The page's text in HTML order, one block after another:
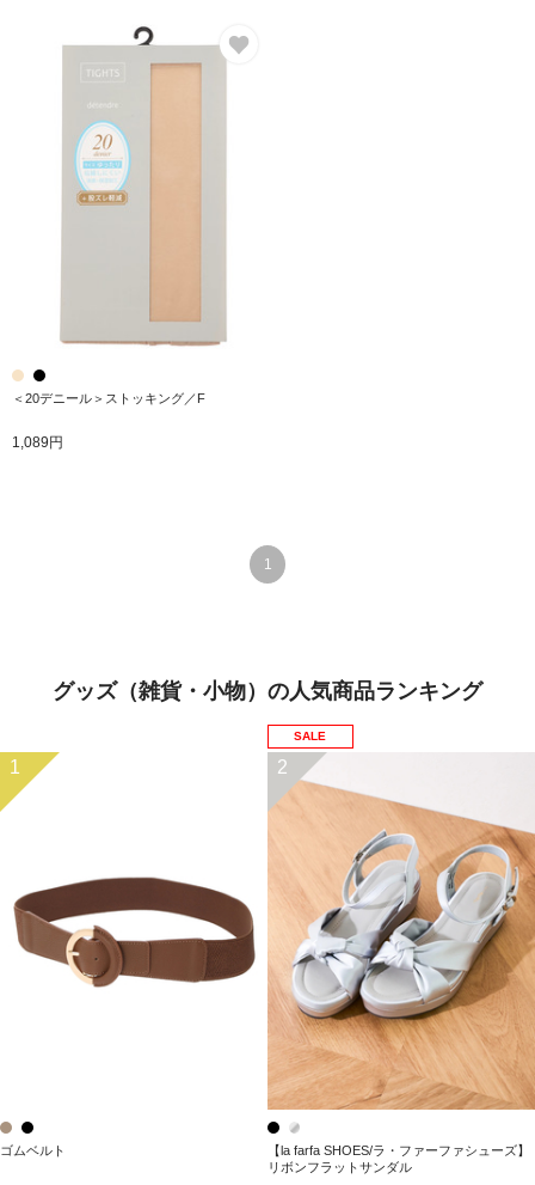
＜20デニール＞ストッキング／F
1,089円
1
グッズ（雑貨・小物）の人気商品ランキング
1
ゴムベルト
SALE
2
【la farfa SHOES/ラ・ファーファシューズ】
リボンフラットサンダル